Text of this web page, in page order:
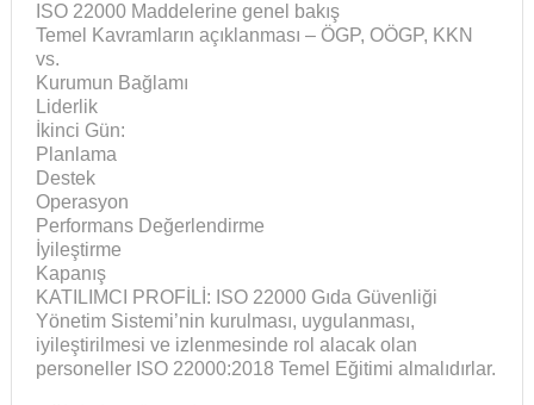
ISO 22000 Maddelerine genel bakış
Temel Kavramların açıklanması – ÖGP, OÖGP, KKN
vs.
Kurumun Bağlamı
Liderlik
İkinci Gün:
Planlama
Destek
Operasyon
Performans Değerlendirme
İyileştirme
Kapanış
KATILIMCI PROFİLİ: ISO 22000 Gıda Güvenliği
Yönetim Sistemi’nin kurulması, uygulanması,
iyileştirilmesi ve izlenmesinde rol alacak olan
personeller ISO 22000:2018 Temel Eğitimi almalıdırlar.